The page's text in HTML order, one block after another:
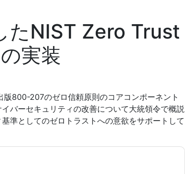
たNIST Zero Trust
実装
800-207のゼロ信頼原則のコアコンポーネント
バーセキュリティの改善について大統領令で概説
準としてのゼロトラストへの意欲をサポートして